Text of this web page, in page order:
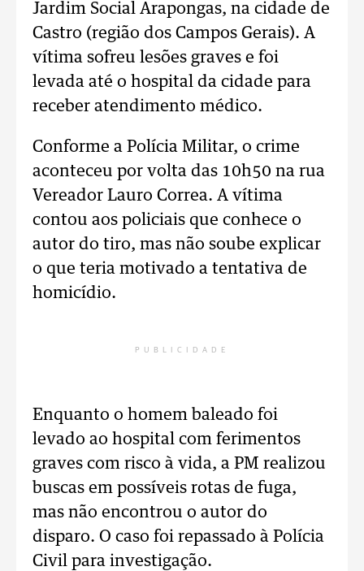
Jardim Social Arapongas, na cidade de
Castro (região dos Campos Gerais). A
vítima sofreu lesões graves e foi
levada até o hospital da cidade para
receber atendimento médico.
Conforme a Polícia Militar, o crime
aconteceu por volta das 10h50 na rua
Vereador Lauro Correa. A vítima
contou aos policiais que conhece o
autor do tiro, mas não soube explicar
o que teria motivado a tentativa de
homicídio.
PUBLICIDADE
Enquanto o homem baleado foi
levado ao hospital com ferimentos
graves com risco à vida, a PM realizou
buscas em possíveis rotas de fuga,
mas não encontrou o autor do
disparo. O caso foi repassado à Polícia
Civil para investigação.